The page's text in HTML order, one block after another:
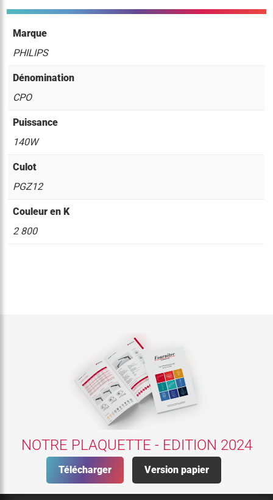
Marque
PHILIPS
Dénomination
CPO
Puissance
140W
Culot
PGZ12
Couleur en K
2 800
NOTRE PLAQUETTE - EDITION 2024
Télécharger Version papier